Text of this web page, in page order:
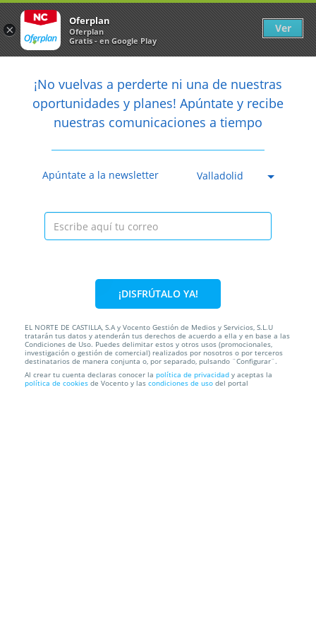

Caducada
Anterior
28% 900€ 649€
Escapada a Holanda 5 días
Prinsen Hotel Vondelstraat 36. Amsterdam. Países Bajos
arrow_back Newsletter
¡No vuelvas a perderte ni una de nuestras
oportunidades y planes! Apúntate y recibe
nuestras comunicaciones a tiempo
Apúntate a la newsletter Valladolid
¡DISFRÚTALO YA!
EL NORTE DE CASTILLA, S.A y Vocento Gestión de Medios y Servicios, S.L.U
tratarán tus datos y atenderán tus derechos de acuerdo a ella y en base a las
Condiciones de Uso. Puedes delimitar estos y otros usos (promocionales,
investigación o gestión de comercial) realizados por nosotros o por terceros
destinatarios de manera conjunta o, por separado, pulsando ¨Configurar¨.
Al crear tu cuenta declaras conocer la política de privacidad y aceptas la
política de cookies de Vocento y las condiciones de uso del portal
×
Oferplan
Oferplan
Gratis - en Google Play
Ver